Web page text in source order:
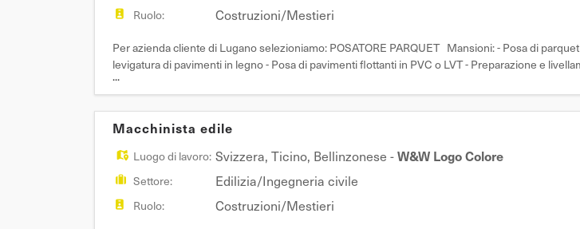
Ruolo: Costruzioni/Mestieri
Per azienda cliente di Lugano selezioniamo: POSATORE PARQUET Mansioni: - Posa di
levigatura di pavimenti in legno - Posa di pavimenti flottanti in PVC o LVT - Preparazione e
dei materiali Requisiti: - Esperienza comprova
...
Macchinista edile
Luogo di lavoro: Svizzera,Ticino, Bellinzonese -W&W Logo Colore
Settore: Edilizia/Ingegneria civile
Ruolo: Costruzioni/Mestieri